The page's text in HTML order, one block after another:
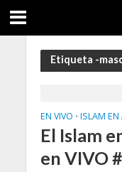
Etiqueta -
EN VIVO • ISLAM EN
El Islam
en VIVO